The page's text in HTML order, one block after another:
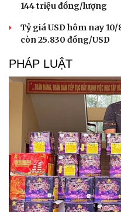
144 triệu đồng/lượng
Tỷ giá USD hôm nay
còn 25.830 đồng/USD
PHÁP LUẬT